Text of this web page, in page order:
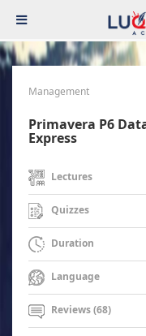
Management
Primavera P6
Express
Lectures
Quizzes
Duration
Language
Reviews (68)